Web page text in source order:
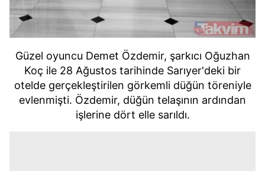
Güzel oyuncu Demet Özdemir, şarkıcı Oğuzhan
Koç ile 28 Ağustos tarihinde Sarıyer'deki bir
otelde gerçekleştirilen görkemli düğün töreniyle
evlenmişti. Özdemir, düğün telaşının ardından
işlerine dört elle sarıldı.